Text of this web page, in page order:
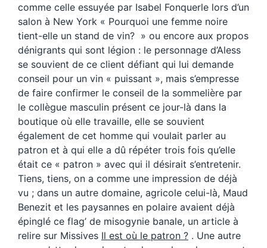
comme celle essuyée par Isabel Fonquerle lors d’un
salon à New York « Pourquoi une femme noire
tient-elle un stand de vin? » ou encore aux propos
dénigrants qui sont légion : le personnage d’Aless
se souvient de ce client défiant qui lui demande
conseil pour un vin « puissant », mais s’empresse
de faire confirmer le conseil de la sommelière par
le collègue masculin présent ce jour-là dans la
boutique où elle travaille, elle se souvient
également de cet homme qui voulait parler au
patron et à qui elle a dû répéter trois fois qu’elle
était ce « patron » avec qui il désirait s’entretenir.
Tiens, tiens, on a comme une impression de déjà
vu ; dans un autre domaine, agricole celui-là, Maud
Benezit et les paysannes en polaire avaient déjà
épinglé ce flag’ de misogynie banale, un article à
relire sur Missives Il est où le patron ? . Une autre